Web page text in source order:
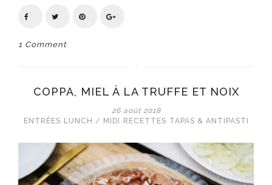
1 Comment
COPPA, MIEL À LA TRUFFE ET NOIX
26 août 2018
ENTRÉES LUNCH / MIDI RECETTES TAPAS & ANTIPASTI